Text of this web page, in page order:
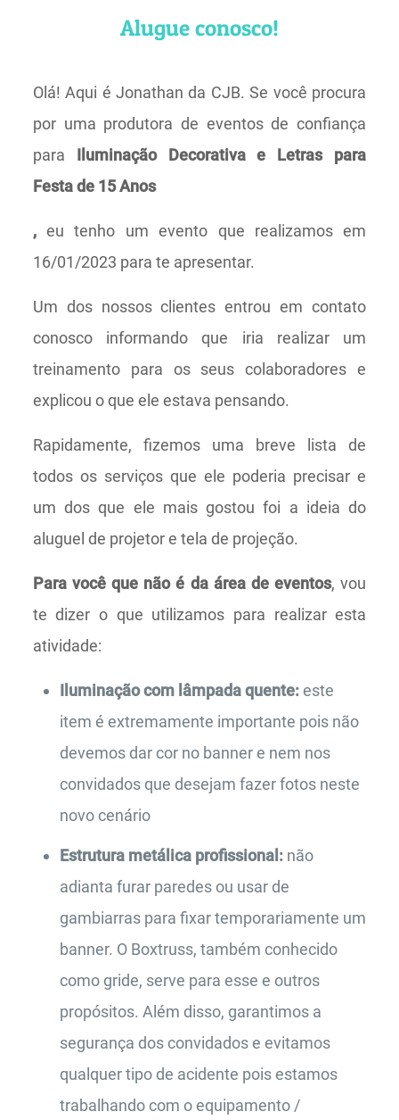
Alugue conosco!
Olá! Aqui é Jonathan da CJB. Se você procura
por uma produtora de eventos de confiança
para Iluminação Decorativa e Letras para
Festa de 15 Anos
,eu tenho um evento que realizamos em
16/01/2023 para te apresentar.
Um dos nossos clientes entrou em contato
conosco informando que iria realizar um
treinamento para os seus colaboradores e
explicou o que ele estava pensando.
Rapidamente, fizemos uma breve lista de
todos os serviços que ele poderia precisar e
um dos que ele mais gostou foi a ideia do
aluguel de projetor e tela de projeção.
Para você que não é da área de eventos, vou
te dizer o que utilizamos para realizar esta
atividade:
Iluminação com lâmpada quente:este
item é extremamente importante pois não
devemos dar cor no banner e nem nos
convidados que desejam fazer fotos neste
novo cenário
Estrutura metálica profissional:não
adianta furar paredes ou usar de
gambiarras para fixar temporariamente um
banner. O Boxtruss, também conhecido
como gride, serve para esse e outros
propósitos. Além disso, garantimos a
segurança dos convidados e evitamos
qualquer tipo de acidente pois estamos
trabalhando com o equipamento /